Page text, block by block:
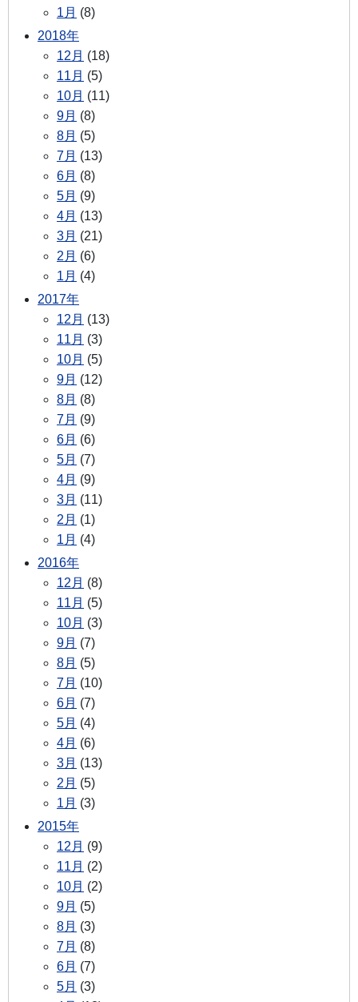
1月 (8)
2018年
12月 (18)
11月 (5)
10月 (11)
9月 (8)
8月 (5)
7月 (13)
6月 (8)
5月 (9)
4月 (13)
3月 (21)
2月 (6)
1月 (4)
2017年
12月 (13)
11月 (3)
10月 (5)
9月 (12)
8月 (8)
7月 (9)
6月 (6)
5月 (7)
4月 (9)
3月 (11)
2月 (1)
1月 (4)
2016年
12月 (8)
11月 (5)
10月 (3)
9月 (7)
8月 (5)
7月 (10)
6月 (7)
5月 (4)
4月 (6)
3月 (13)
2月 (5)
1月 (3)
2015年
12月 (9)
11月 (2)
10月 (2)
9月 (5)
8月 (3)
7月 (8)
6月 (7)
5月 (3)